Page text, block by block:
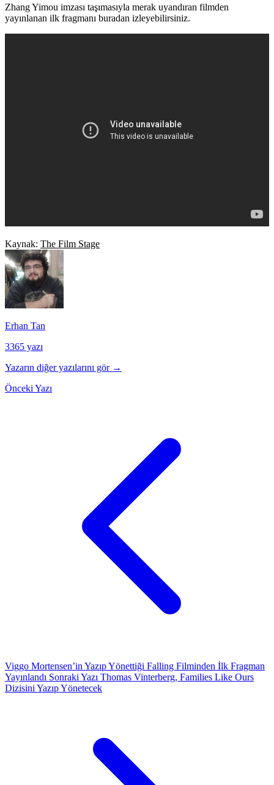
Zhang Yimou imzası taşımasıyla merak uyandıran filmden
yayınlanan ilk fragmanı buradan izleyebilirsiniz.
Kaynak: The Film Stage
Erhan Tan
3365 yazı
Yazarın diğer yazılarını gör →
Önceki Yazı
Viggo Mortensen’in Yazıp Yönettiği Falling Filminden İlk Fragman
Yayınlandı Sonraki Yazı Thomas Vinterberg, Families Like Ours
Dizisini Yazıp Yönetecek